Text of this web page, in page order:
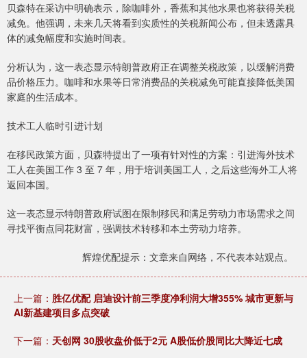
贝森特在采访中明确表示，除咖啡外，香蕉和其他水果也将获得关税
减免。他强调，未来几天将看到实质性的关税新闻公布，但未透露具
体的减免幅度和实施时间表。
分析认为，这一表态显示特朗普政府正在调整关税政策，以缓解消费
品价格压力。咖啡和水果等日常消费品的关税减免可能直接降低美国
家庭的生活成本。
技术工人临时引进计划
在移民政策方面，贝森特提出了一项有针对性的方案：引进海外技术
工人在美国工作 3 至 7 年，用于培训美国工人，之后这些海外工人将
返回本国。
这一表态显示特朗普政府试图在限制移民和满足劳动力市场需求之间
寻找平衡点同花财富，强调技术转移和本土劳动力培养。
辉煌优配提示：文章来自网络，不代表本站观点。
上一篇： 胜亿优配 启迪设计前三季度净利润大增355% 城市更新与
AI新基建项目多点突破
下一篇： 天创网 30股收盘价低于2元 A股低价股同比大降近七成